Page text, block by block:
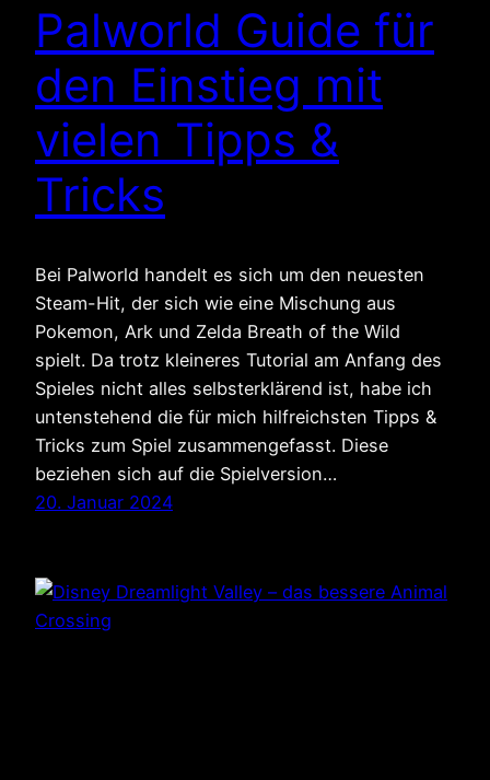
Palworld Guide für
den Einstieg mit
vielen Tipps &
Tricks
Bei Palworld handelt es sich um den neuesten
Steam-Hit, der sich wie eine Mischung aus
Pokemon, Ark und Zelda Breath of the Wild
spielt. Da trotz kleineres Tutorial am Anfang des
Spieles nicht alles selbsterklärend ist, habe ich
untenstehend die für mich hilfreichsten Tipps &
Tricks zum Spiel zusammengefasst. Diese
beziehen sich auf die Spielversion…
20. Januar 2024